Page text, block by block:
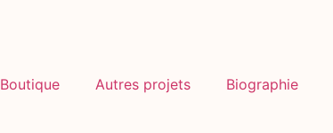
Boutique Autres projets Biographie